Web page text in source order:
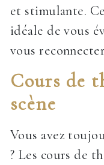
et stimulante.
idéale de vous
vous
Cours de
scène
Vous avez
? Les cours de